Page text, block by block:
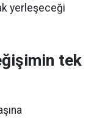
yerleşeceği
tek